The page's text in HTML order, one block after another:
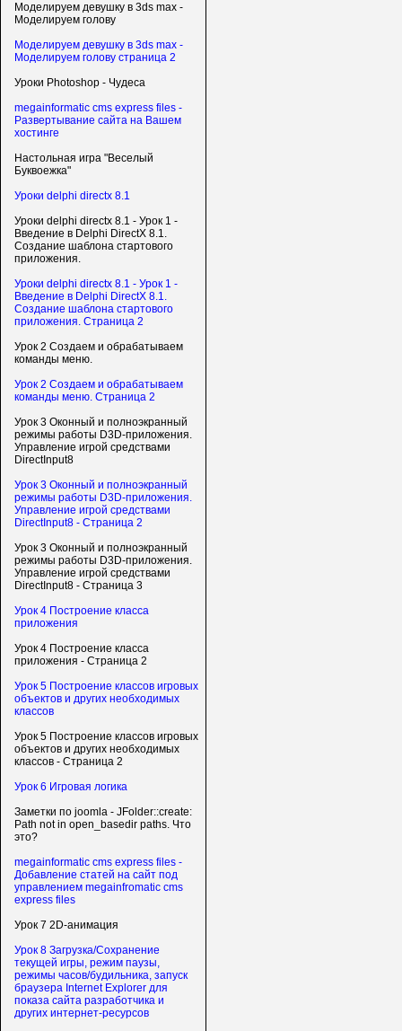
Моделируем девушку в 3ds max -
Моделируем голову
Моделируем девушку в 3ds max -
Моделируем голову страница 2
Уроки Photoshop - Чудеса
megainformatic cms express files -
Развертывание сайта на Вашем
хостинге
Настольная игра "Веселый
Буквоежка"
Уроки delphi directx 8.1
Уроки delphi directx 8.1 - Урок 1 -
Введение в Delphi DirectX 8.1.
Создание шаблона стартового
приложения.
Уроки delphi directx 8.1 - Урок 1 -
Введение в Delphi DirectX 8.1.
Создание шаблона стартового
приложения. Страница 2
Урок 2 Создаем и обрабатываем
команды меню.
Урок 2 Создаем и обрабатываем
команды меню. Страница 2
Урок 3 Оконный и полноэкранный
режимы работы D3D-приложения.
Управление игрой средствами
DirectInput8
Урок 3 Оконный и полноэкранный
режимы работы D3D-приложения.
Управление игрой средствами
DirectInput8 - Страница 2
Урок 3 Оконный и полноэкранный
режимы работы D3D-приложения.
Управление игрой средствами
DirectInput8 - Страница 3
Урок 4 Построение класса
приложения
Урок 4 Построение класса
приложения - Страница 2
Урок 5 Построение классов игровых
объектов и других необходимых
классов
Урок 5 Построение классов игровых
объектов и других необходимых
классов - Страница 2
Урок 6 Игровая логика
Заметки по joomla - JFolder::create:
Path not in open_basedir paths. Что
это?
megainformatic cms express files -
Добавление статей на сайт под
управлением megainfromatic cms
express files
Урок 7 2D-анимация
Урок 8 Загрузка/Сохранение
текущей игры, режим паузы,
режимы часов/будильника, запуск
браузера Internet Explorer для
показа сайта разработчика и
других интернет-ресурсов